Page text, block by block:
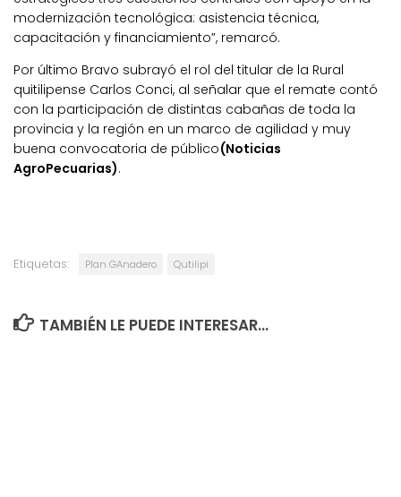
modernización tecnológica: asistencia técnica,
capacitación y financiamiento”, remarcó.
Por último Bravo subrayó el rol del titular de la Rural
quitilipense Carlos Conci, al señalar que el remate contó
con la participación de distintas cabañas de toda la
provincia y la región en un marco de agilidad y muy
buena convocatoria de público(Noticias
AgroPecuarias).
Etiquetas: Plan GAnadero Qutilipi
TAMBIÉN LE PUEDE INTERESAR...